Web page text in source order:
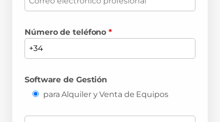
Número de teléfono*
Software de Gestión
para Alquiler y Venta de Equipos